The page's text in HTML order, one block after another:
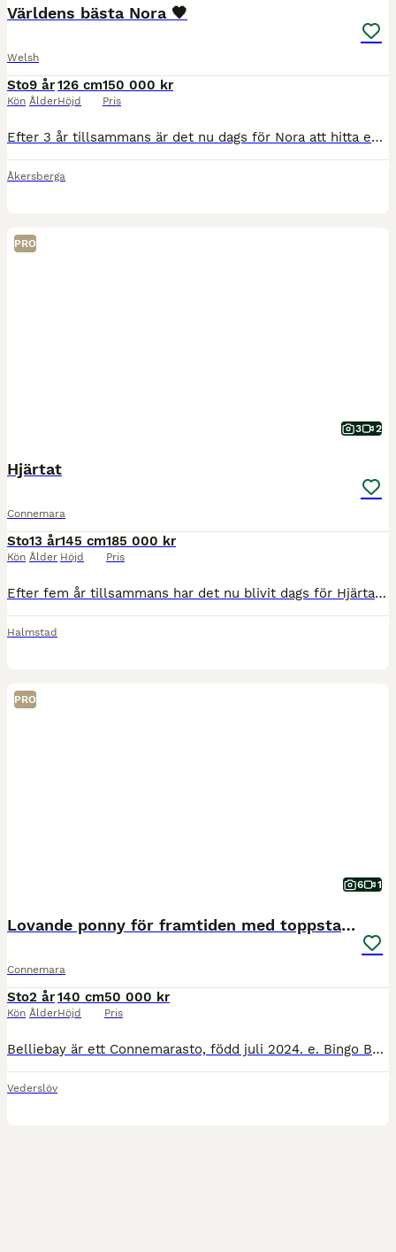
Världens bästa Nora 🖤
Welsh
Sto
Kön
9 år
Ålder
126 cm
Höjd
150 000 kr
Pris
Efter 3 år tillsammans är det nu dags för Nora att hitta en ny liten ryttare. Vinner du hennes förtroende och tillit, har du en bästa kompis förevigt ♾️🫶🏻 B-ponny, född 2017, ingen skade eller sju
Åkersberga
PRO
3 2
Hjärtat
Connemara
Sto
Kön
13 år
Ålder
145 cm
Höjd
185 000 kr
Pris
Efter fem år tillsammans har det nu blivit dags för Hjärtat att hitta sitt nya hem Hjärtat är en ponny med härlig energi som älskar att jobba. Hon har egen motor och mycket framåtbjudning speciellt i
Halmstad
PRO
6 1
Lovande ponny för framtiden med toppstam! ⭐️
Connemara
Sto
Kön
2 år
Ålder
140 cm
Höjd
50 000 kr
Pris
Belliebay är ett Connemarasto, född juli 2024. e. Bingo Bell RC 112 – u. Cashelbay Ella Hon beräknas bli maxad C/liten D-ponny. Skimmel, född gulbrun. HWSD N/N Nu finns möjligheten att förvärva et
Vederslöv